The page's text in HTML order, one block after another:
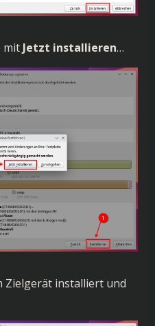
mit Jetzt installieren…
Zielgerät installiert und